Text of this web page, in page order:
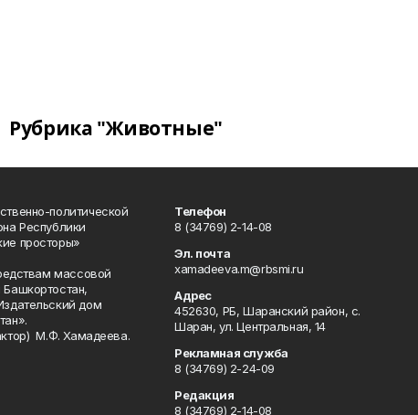
Рубрика "Животные"
политической
Республики
просторы»
массовой
дом
М.Ф. Хамадеева.
Телефон
8 (34769) 2-14-08
Эл. почта
xamadeeva.m@rbsmi.ru
Адрес
452630, РБ, Шаранский район, с.
Шаран, ул. Центральная, 14
Рекламная служба
8 (34769) 2-24-09
Редакция
8 (34769) 2-14-08